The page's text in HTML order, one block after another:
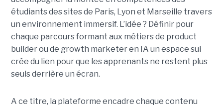
étudiants des sites de Paris, Lyon et Marseille travers
un environnement immersif. L’idée ? Définir pour
chaque parcours formant aux métiers de product
builder ou de growth marketer en IA un espace sui
crée du lien pour que les apprenants ne restent plus
seuls derrière un écran.
A ce titre, la plateforme encadre chaque contenu